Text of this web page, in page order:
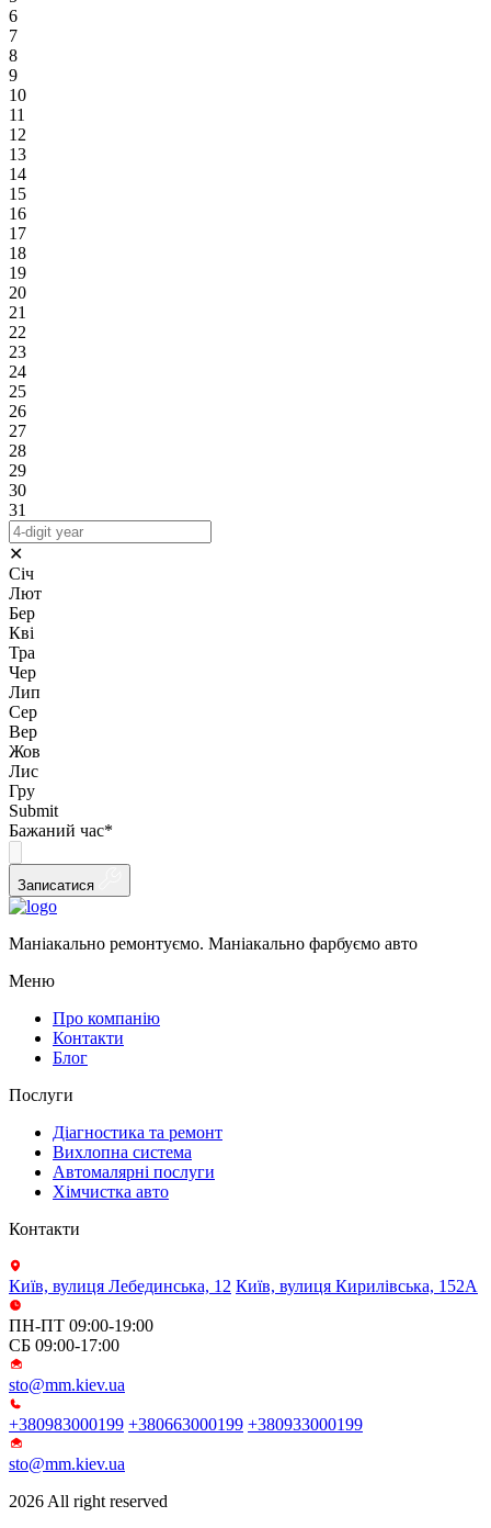
6
7
8
9
10
11
12
13
14
15
16
17
18
19
20
21
22
23
24
25
26
27
28
29
30
31
✕
Січ
Лют
Бер
Кві
Тра
Чер
Лип
Сер
Вер
Жов
Лис
Гру
Submit
Бажаний час*
Записатися
Маніакально ремонтуємо. Маніакально фарбуємо авто
Меню
Про компанію
Контакти
Блог
Послуги
Діагностика та ремонт
Вихлопна система
Автомалярні послуги
Хімчистка авто
Контакти
Київ, вулиця Лебединська, 12 Київ, вулиця Кирилівська, 152А
ПН-ПТ 09:00-19:00
СБ 09:00-17:00
sto@mm.kiev.ua
+380983000199 +380663000199 +380933000199
sto@mm.kiev.ua
2026 All right reserved